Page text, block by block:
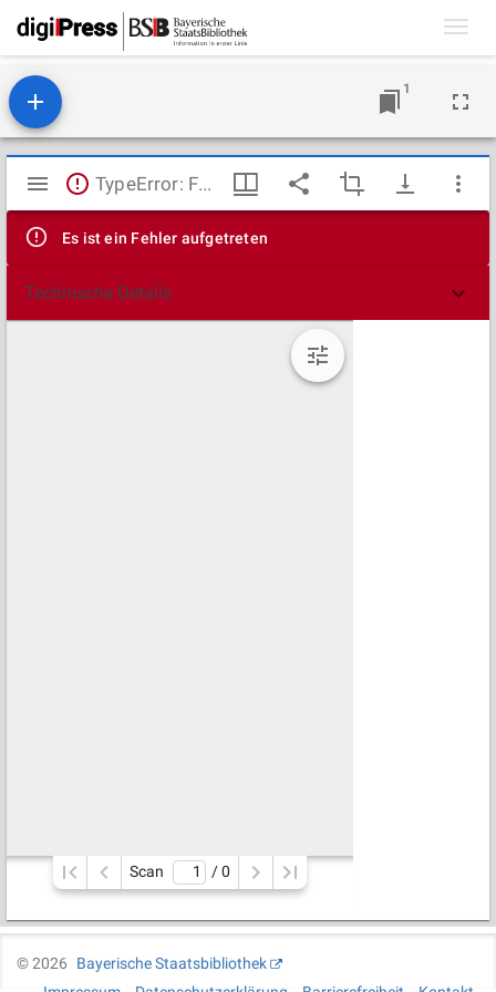
1
Mirador
Viewer
TypeError: Failed to fetch
Es ist ein Fehler aufgetreten
Technische Details
Scan / 0
©2026
Bayerische Staatsbibliothek